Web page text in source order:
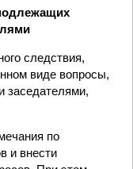
следствия,
виде вопросы,
по
и внести